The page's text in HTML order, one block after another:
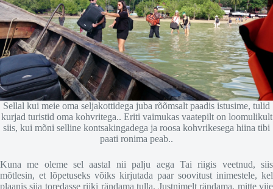
Sellal kui meie oma seljakottidega juba rõõmsalt paadis istusime, tulid
kurjad turistid oma kohvritega.. Eriti vaimukas vaatepilt on loomulikult
siis, kui mõni selline kontsakingadega ja roosa kohvrikesega hiina tibi
paati ronima peab..
Kuna me oleme sel aastal nii palju aega Tai riigis veetnud, siis
mõtlesin, et lõpetuseks võiks kirjutada paar soovitust inimestele, kel
plaanis siia toredasse riiki rändama tulla. Justnimelt rändama, mitte viie